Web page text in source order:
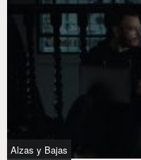
Alzas y Bajas